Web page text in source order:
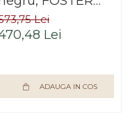
1 Lei
Lei
ADAUGA IN COS